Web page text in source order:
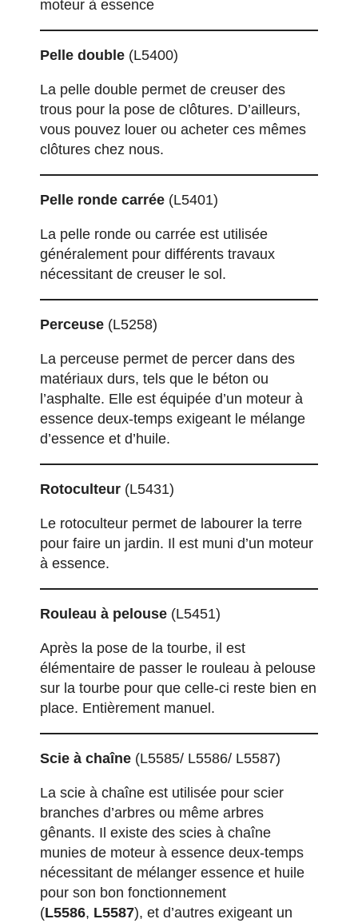
moteur à essence
Pelle double (L5400)
La pelle double permet de creuser des
trous pour la pose de clôtures. D’ailleurs,
vous pouvez louer ou acheter ces mêmes
clôtures chez nous.
Pelle ronde carrée (L5401)
La pelle ronde ou carrée est utilisée
généralement pour différents travaux
nécessitant de creuser le sol.
Perceuse (L5258)
La perceuse permet de percer dans des
matériaux durs, tels que le béton ou
l’asphalte. Elle est équipée d’un moteur à
essence deux-temps exigeant le mélange
d’essence et d’huile.
Rotoculteur (L5431)
Le rotoculteur permet de labourer la terre
pour faire un jardin. Il est muni d’un moteur
à essence.
Rouleau à pelouse (L5451)
Après la pose de la tourbe, il est
élémentaire de passer le rouleau à pelouse
sur la tourbe pour que celle-ci reste bien en
place. Entièrement manuel.
Scie à chaîne (L5585/ L5586/ L5587)
La scie à chaîne est utilisée pour scier
branches d’arbres ou même arbres
gênants. Il existe des scies à chaîne
munies de moteur à essence deux-temps
nécessitant de mélanger essence et huile
pour son bon fonctionnement
(L5586, L5587), et d’autres exigeant un